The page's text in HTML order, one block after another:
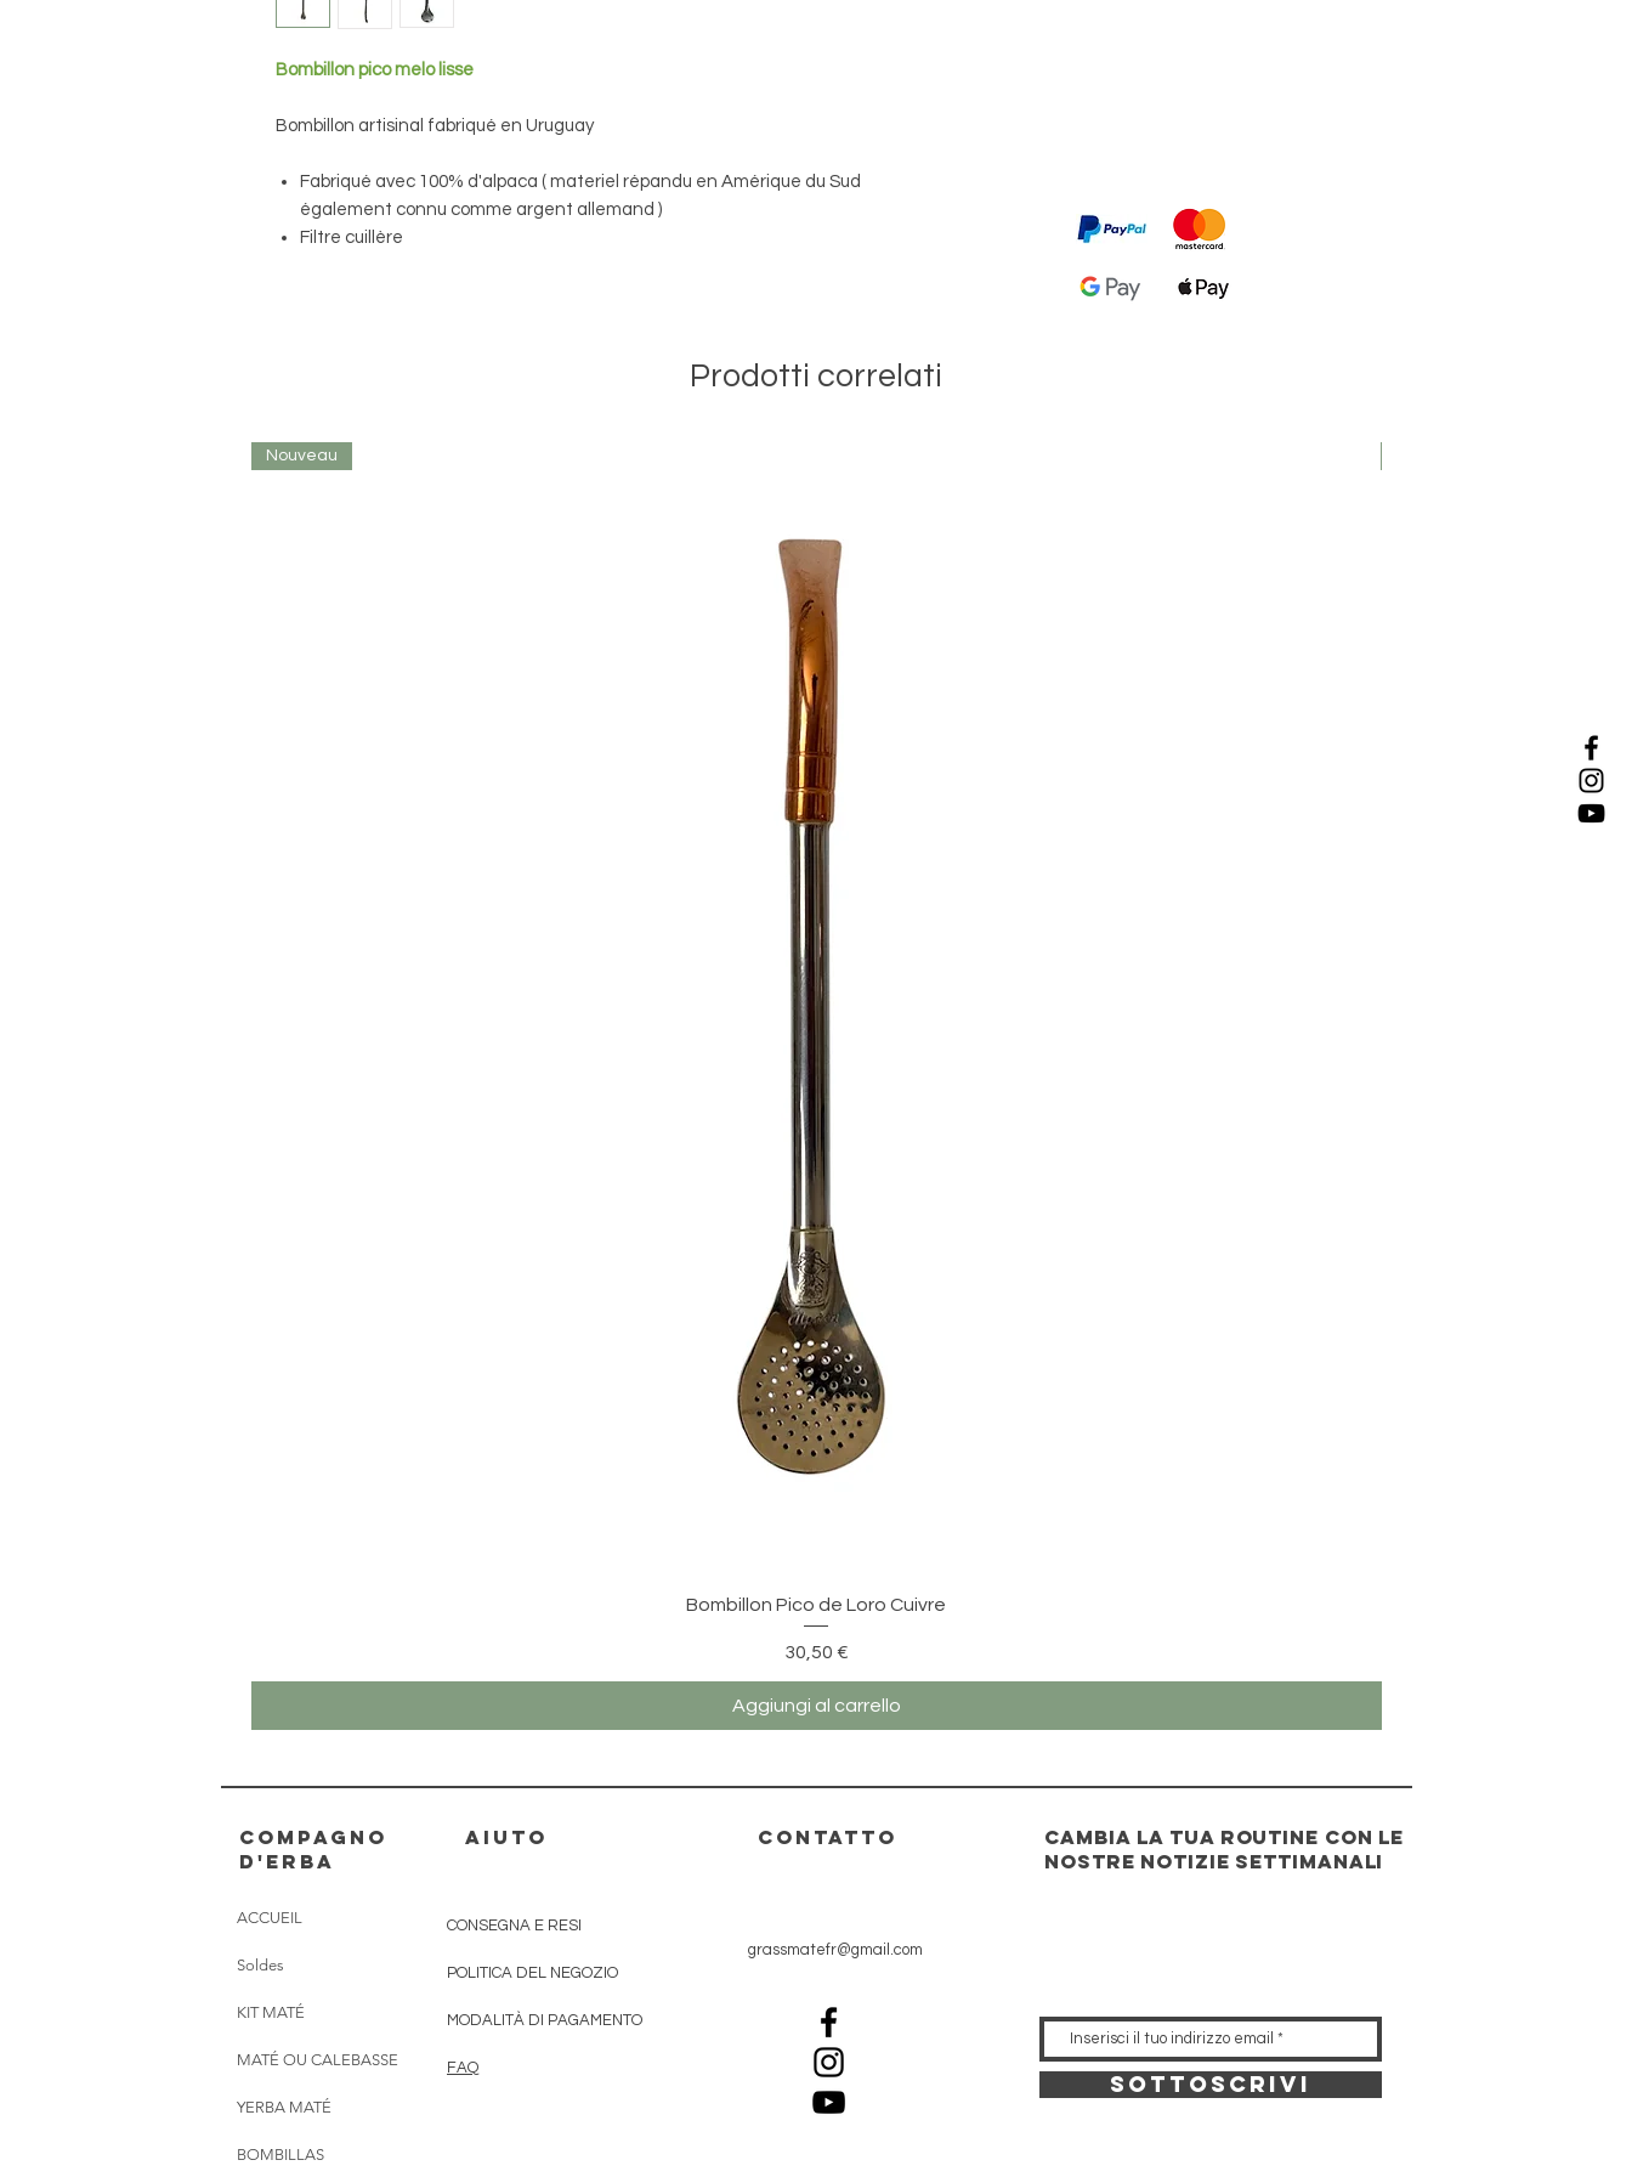
Bombillon pico melo lisse
Bombillon artisinal fabriqué en Uruguay
Fabriqué avec 100% d'alpaca ( materiel répandu en Amérique du Sud
également connu comme argent allemand )
Filtre cuillère
Prodotti correlati
Vista rapida
Nouveau
Bombillon Pico de Loro Cuivre
Prezzo
30,50 €
Aggiungi al carrello
Compagno
d'erba
ACCUEIL
Soldes
KIT MATÉ
MATÉ OU CALEBASSE
YERBA MATÉ
BOMBILLAS
AIUTO
CONSEGNA E RESI
POLITICA DEL NEGOZIO
MODALITÀ DI PAGAMENTO
FAQ
CONTATTO
grassmatefr@gmail.com
Cambia la tua routine con le
nostre notizie settimanali
sottoscrivi